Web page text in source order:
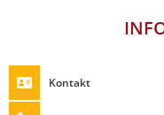
Kontakt